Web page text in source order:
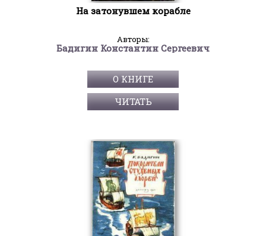
На затонувшем корабле
Авторы:
Бадигин Константин Сергеевич
О КНИГЕ
ЧИТАТЬ